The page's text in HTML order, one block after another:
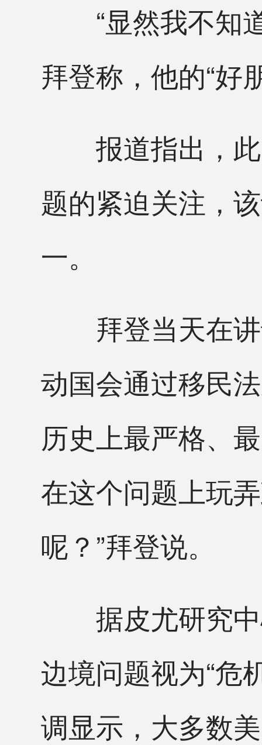
“显然我不知道
拜登称，他的“好
报道指出，此
题的紧迫关注，
一。
拜登当天在讲
动国会通过移民
历史上最严格、
在这个问题上玩
呢？”拜登说。
据皮尤研究中
边境问题视为“危
调显示，大多数